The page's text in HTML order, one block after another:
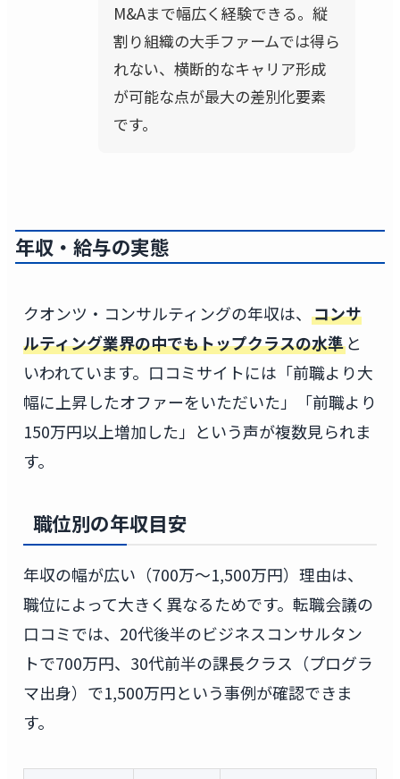
M&Aまで幅広く経験できる。縦
割り組織の大手ファームでは得ら
れない、横断的なキャリア形成
が可能な点が最大の差別化要素
です。
年収・給与の実態
クオンツ・コンサルティングの年収は、 コンサ
ルティング業界の中でもトップクラスの水準と
いわれています。口コミサイトには「前職より大
幅に上昇したオファーをいただいた」「前職より
150万円以上増加した」という声が複数見られま
す。
職位別の年収目安
年収の幅が広い（700万〜1,500万円）理由は、
職位によって大きく異なるためです。転職会議の
口コミでは、20代後半のビジネスコンサルタン
トで700万円、30代前半の課長クラス（プログラ
マ出身）で1,500万円という事例が確認できま
す。